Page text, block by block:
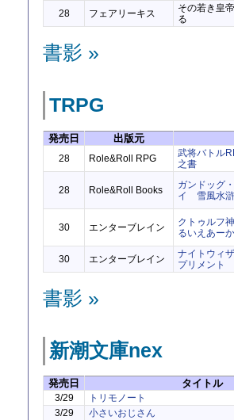
28
フェアリーキス
その若き皇
る
書影 »
TRPG
発売日 出版元
28 Role&Roll RPG
武将バトル
之書
28 Role&Roll Books
ガンドッグ
イ 雪風水
30 エンターブレイン
クトゥルフ
るいえあー
30 エンターブレイン
ナイトウィ
プリメント
書影 »
新潮文庫nex
発売日 タイトル
3/29
トリモノート
3/29
小さいおじさん